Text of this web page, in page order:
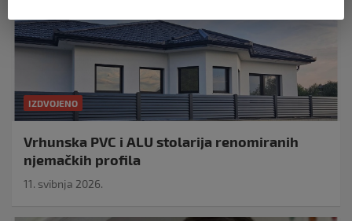
IZDVOJENO
Vrhunska PVC i ALU stolarija renomiranih
njemačkih profila
11. svibnja 2026.